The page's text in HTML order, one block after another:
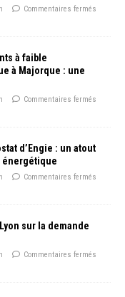
Commentaires fermés
à faible
à Majorque : une
Commentaires fermés
d’Engie : un atout
énergétique
Commentaires fermés
sur la demande
Commentaires fermés